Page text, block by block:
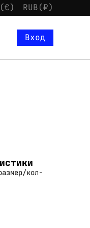
RUB(₽)
Вход
кол-